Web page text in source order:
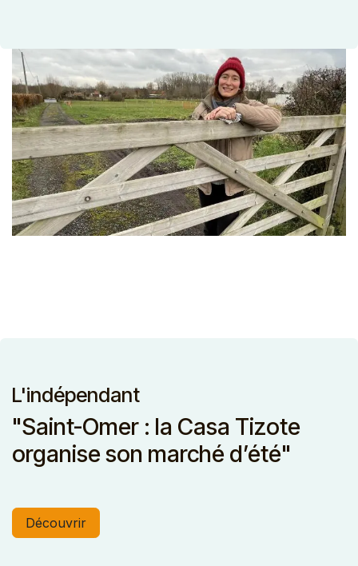
L'indépendant
"Saint-Omer : la Casa Tizote
organise son marché d’été"
Découvrir